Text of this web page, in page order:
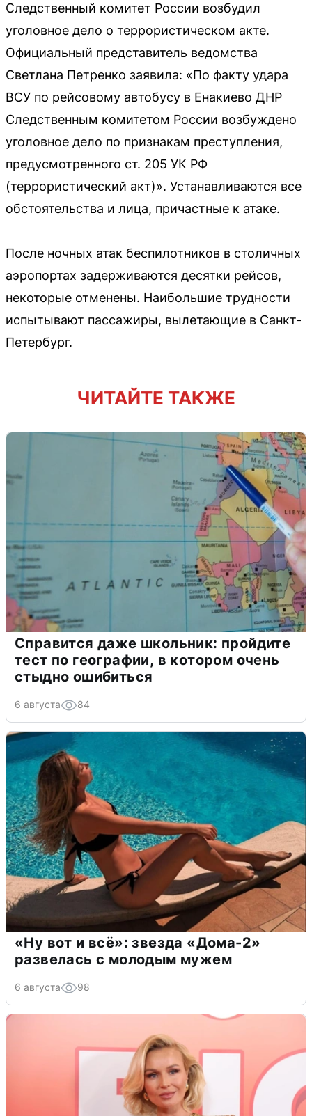
Следственный комитет России возбудил
уголовное дело о террористическом акте.
Официальный представитель ведомства
Светлана Петренко заявила: «По факту удара
ВСУ по рейсовому автобусу в Енакиево ДНР
Следственным комитетом России возбуждено
уголовное дело по признакам преступления,
предусмотренного ст. 205 УК РФ
(террористический акт)». Устанавливаются все
обстоятельства и лица, причастные к атаке.
После ночных атак беспилотников в столичных
аэропортах задерживаются десятки рейсов,
некоторые отменены. Наибольшие трудности
испытывают пассажиры, вылетающие в Санкт-
Петербург.
ЧИТАЙТЕ ТАКЖЕ
Справится даже школьник: пройдите
тест по географии, в котором очень
стыдно ошибиться
6 августа 84
«Ну вот и всё»: звезда «Дома-2»
развелась с молодым мужем
6 августа 98